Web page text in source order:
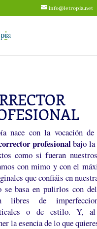
info@letropia.net
nace con la vocación
profesionalbajo la
como si fueran
con mimo y con el
que confiáis en
se basa en pulirlos con
libres de
o de estilo. Y,
la esencia de lo que